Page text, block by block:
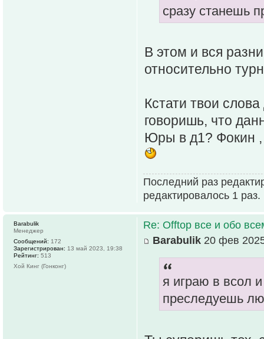
сразу станешь
В этом и вся
относительно
Кстати твои
говоришь, что
Юры в д1? Фокин ,
Последний раз
редактировалось 1 раз.
Re: Offtop все и обо
Barabulik 20 фев
я играю в всол
преследуешь
Barabulik
Менеджер
Сообщений: 172
Зарегистрирован: 13 май 2023, 19:38
Рейтинг: 513
Хой Кинг (Гонконг)